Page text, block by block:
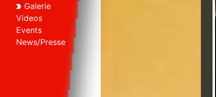
Galerie
Videos
Events
News/Presse